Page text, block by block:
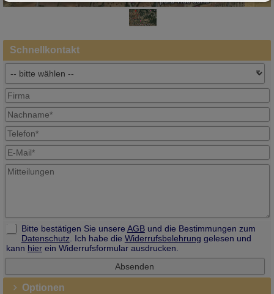
Schnellkontakt
Bitte bestätigen Sie unsere AGBund die Bestimmungen zum
Datenschutz. Ich habe die Widerrufsbelehrung gelesen und
kann hier ein Widerrufsformular ausdrucken.
Optionen